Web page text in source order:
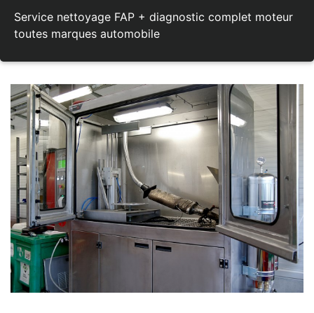
Service nettoyage FAP + diagnostic complet moteur
toutes marques automobile